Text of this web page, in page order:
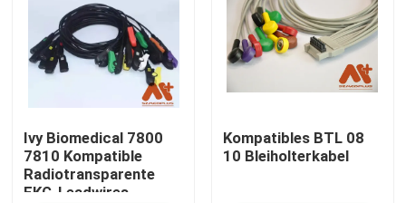
Startseite
Produkte
Über uns
Fabrik Tour
Ivy Biomedical 7800
7810 Kompatible
Radiotransparente
EKG-Leadwires
Kompatibles BTL 08
10 Bleiholterkabel